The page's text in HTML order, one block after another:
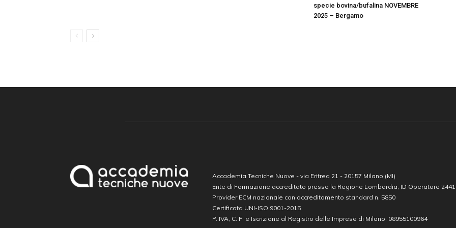
specie bovina/bufalina NOVEMBRE
2025 – Bergamo
Accademia Tecniche Nuove - via Eritrea 21 - 20157 Milano (MI)
Ente di Formazione accreditato presso la Regione Lombardia, ID Operatore
Provider ECM nazionale con accreditamento standard n. 5850
Certificata UNI-ISO 9001-2015
P. IVA, C. F. e Iscrizione al Registro delle Imprese di Milano: 08955100964